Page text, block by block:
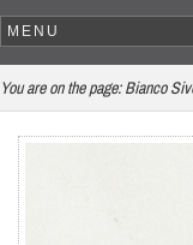
You are on the page: Bianco